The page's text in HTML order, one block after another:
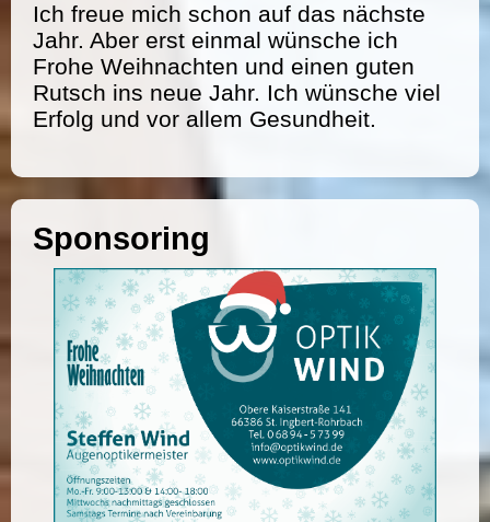
Ich freue mich schon auf das nächste
Jahr. Aber erst einmal wünsche ich
Frohe Weihnachten und einen guten
Rutsch ins neue Jahr. Ich wünsche viel
Erfolg und vor allem Gesundheit.
Sponsoring